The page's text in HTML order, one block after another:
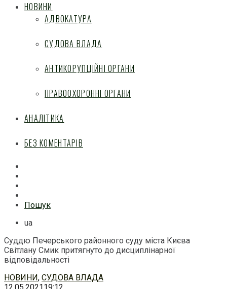
НОВИНИ
АДВОКАТУРА
СУДОВА ВЛАДА
АНТИКОРУПЦІЙНІ ОРГАНИ
ПРАВООХОРОННІ ОРГАНИ
АНАЛІТИКА
БЕЗ КОМЕНТАРІВ
Пошук
ua
Суддю Печерського районного суду міста Києва
Світлану Смик притягнуто до дисциплінарної
відповідальності
Перейти
до
НОВИНИ, СУДОВА ВЛАДА